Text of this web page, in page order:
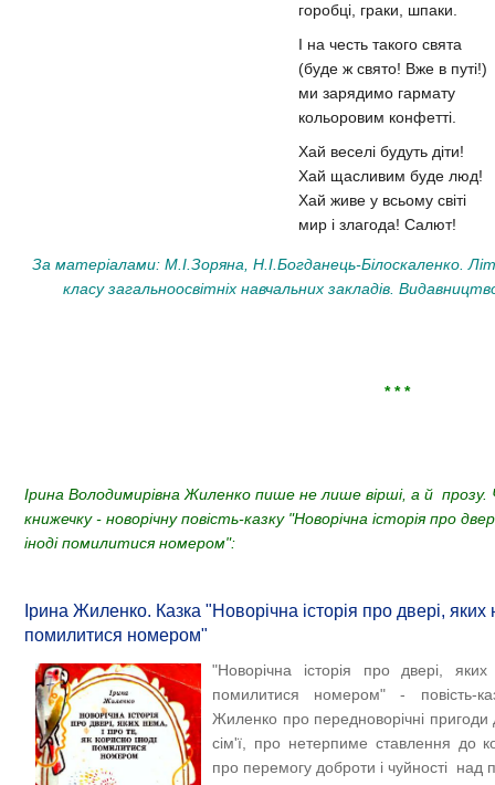
горобці, граки, шпаки.
І на честь такого свята
(буде ж свято! Вже в путі!)
ми зарядимо гармату
кольоровим конфетті.
Хай веселі будуть діти!
Хай щасливим буде люд!
Хай живе у всьому світі
мир і злагода! Салют!
За матеріалами: М.І.Зоряна, Н.І.Богданець-Білоскаленко.
класу загальноосвітніх навчальних закладів.
* * *
Ірина Володимирівна Жиленко пише не лише вірші, а й прозу.
книжечку - новорічну повість-казку "Новорічна історія про
іноді помилитися номером":
Ірина Жиленко. Казка "Новорічна історія про двері, яких
помилитися номером"
"Новорічна історія про двері,
помилитися номером" - повість-
Жиленко про передноворічні пригоди
сім'ї, про нетерпиме ставлення до
про перемогу доброти і чуйності над